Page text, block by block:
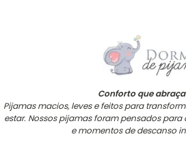
Conforto que
Pijamas macios, leves e feitos para
estar. Nossos pijamas foram pensados
e momentos de descanso